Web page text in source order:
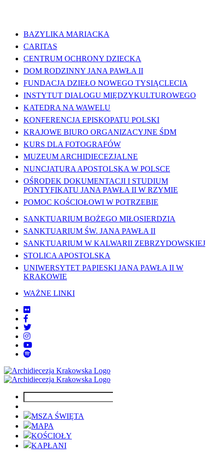
BAZYLIKA MARIACKA
CARITAS
CENTRUM OCHRONY DZIECKA
DOM RODZINNY JANA PAWŁA II
FUNDACJA DZIEŁO NOWEGO TYSIĄCLECIA
INSTYTUT DIALOGU MIĘDZYKULTUROWEGO
KATEDRA NA WAWELU
KONFERENCJA EPISKOPATU POLSKI
KRAJOWE BIURO ORGANIZACYJNE ŚDM
KURS DLA FOTOGRAFÓW
MUZEUM ARCHIDIECEZJALNE
NUNCJATURA APOSTOLSKA W POLSCE
OŚRODEK DOKUMENTACJI I STUDIUM
PONTYFIKATU JANA PAWŁA II W RZYMIE
POMOC KOŚCIOŁOWI W POTRZEBIE
SANKTUARIUM BOŻEGO MIŁOSIERDZIA
SANKTUARIUM ŚW. JANA PAWŁA II
SANKTUARIUM W KALWARII ZEBRZYDOWSKIEJ
STOLICA APOSTOLSKA
UNIWERSYTET PAPIESKI JANA PAWŁA II W
KRAKOWIE
WAŻNE LINKI
MSZA ŚWIĘTA
MAPA
KOŚCIOŁY
KAPŁANI